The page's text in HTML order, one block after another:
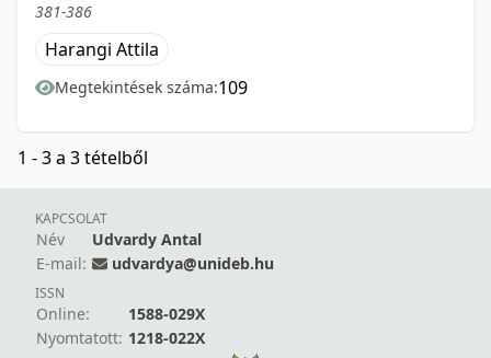
381-386
Harangi Attila
Megtekintések száma:109
1 - 3 a 3 tételből
KAPCSOLAT
Név
Udvardy Antal
E-mail:
udvardya@unideb.hu
ISSN
Online:
1588-029X
Nyomtatott: 1218-022X